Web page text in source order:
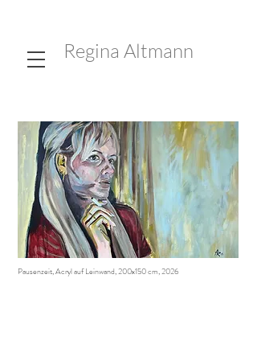
Regina Altmann
Pausenzeit, Acryl auf Leinwand, 200x150 cm, 2026